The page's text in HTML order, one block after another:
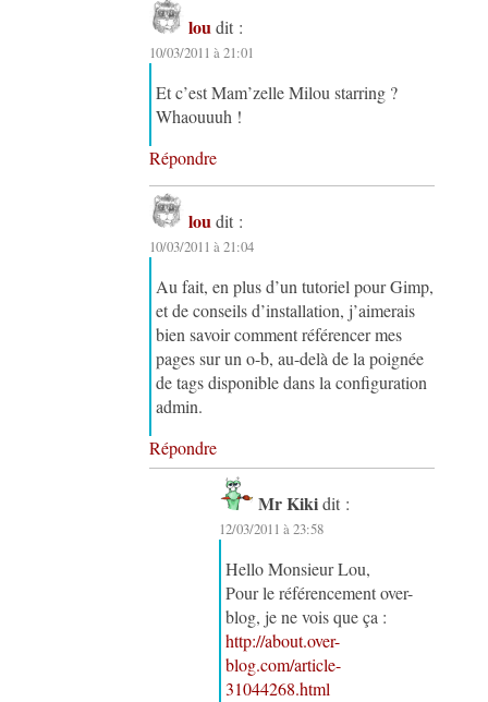
lou dit :
10/03/2011 à 21:01
Et c’est Mam’zelle Milou starring ?
Whaouuuh !
Répondre
lou dit :
10/03/2011 à 21:04
Au fait, en plus d’un tutoriel pour Gimp,
et de conseils d’installation, j’aimerais
bien savoir comment référencer mes
pages sur un o-b, au-delà de la poignée
de tags disponible dans la configuration
admin.
Répondre
Mr Kiki dit :
12/03/2011 à 23:58
Hello Monsieur Lou,
Pour le référencement over-
blog, je ne vois que ça :
http://about.over-
blog.com/article-
31044268.html